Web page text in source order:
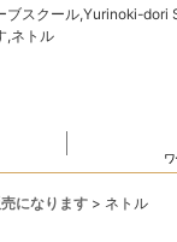
スクール,Yurinoki-dori
,ネトル
になります > ネトル